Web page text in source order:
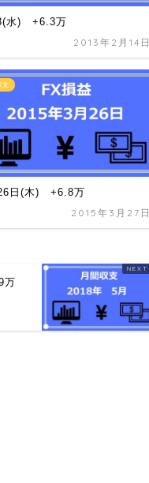
水) +6.3万
2013年2月14日
支
日(木) +6.8万
2015年3月27日
万